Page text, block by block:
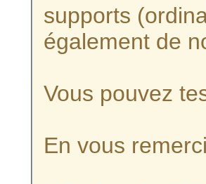
supports
également de
Vous pouvez
En vous